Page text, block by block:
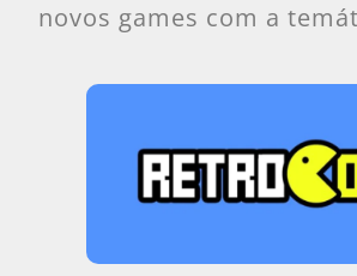
novos games com a